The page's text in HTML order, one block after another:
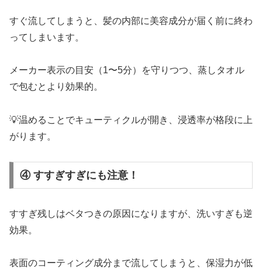
すぐ流してしまうと、髪の内部に美容成分が届く前に終わ
ってしまいます。
メーカー表示の目安（1〜5分）を守りつつ、蒸しタオル
で包むとより効果的。
💡温めることでキューティクルが開き、浸透率が格段に上
がります。
④ すすぎすぎにも注意！
すすぎ残しはベタつきの原因になりますが、洗いすぎも逆
効果。
表面のコーティング成分まで流してしまうと、保湿力が低